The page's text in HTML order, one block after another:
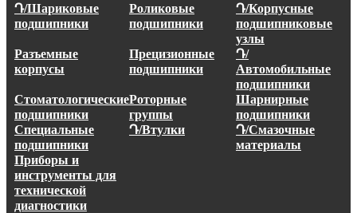
Դ/Шариковые
подшипники
Роликовые
подшипники
Դ/Корпусные
подшипниковые
узлы
Разъемные
корпусы
Прецизионные
подшипники
Դ/
Автомобильные
подшипники
Стоматологические
подшипники
Роторные
группы
Шарнирные
подшипники
Специальные
подшипники
Դ/Втулки
Դ/Смазочные
материалы
Приборы и
инструменты для
технической
диагностики